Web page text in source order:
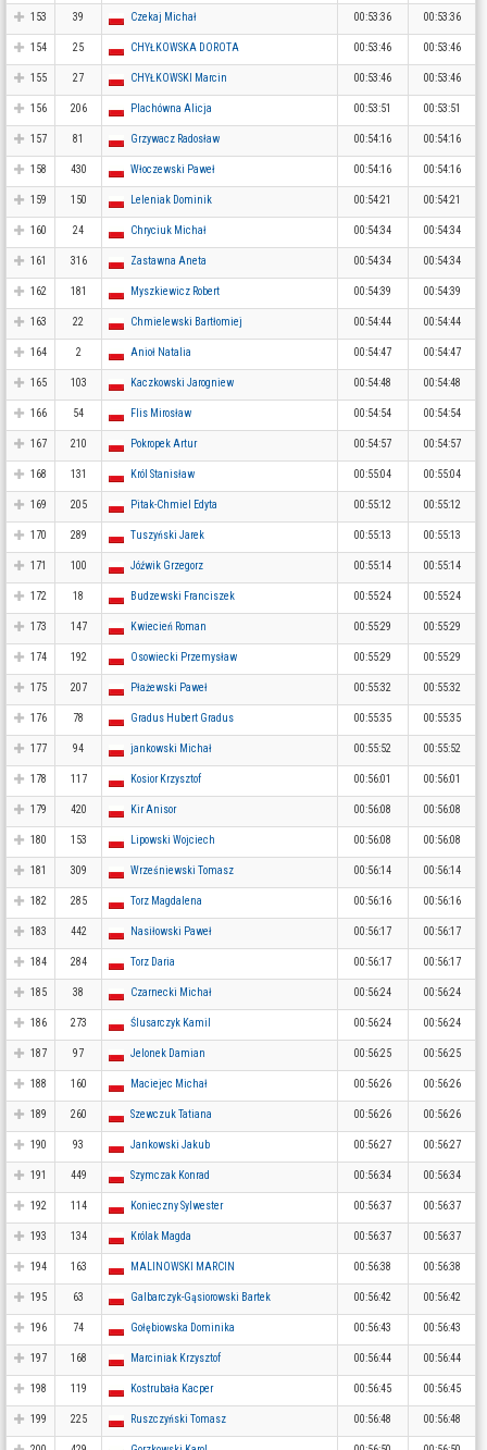
153 39 Czekaj Michał 00:53:36 00:53:36
154 25 CHYŁKOWSKA DOROTA 00:53:46 00:53:46
155 27 CHYŁKOWSKI Marcin 00:53:46 00:53:46
156 206 Plachówna Alicja 00:53:51 00:53:51
157 81 Grzywacz Radosław 00:54:16 00:54:16
158 430 Włoczewski Paweł 00:54:16 00:54:16
159 150 Leleniak Dominik 00:54:21 00:54:21
160 24 Chryciuk Michał 00:54:34 00:54:34
161 316 Zastawna Aneta 00:54:34 00:54:34
162 181 Myszkiewicz Robert 00:54:39 00:54:39
163 22 Chmielewski Bartłomiej 00:54:44 00:54:44
164 2 Anioł Natalia 00:54:47 00:54:47
165 103 Kaczkowski Jarogniew 00:54:48 00:54:48
166 54 Flis Mirosław 00:54:54 00:54:54
167 210 Pokropek Artur 00:54:57 00:54:57
168 131 Król Stanisław 00:55:04 00:55:04
169 205 Pitak-Chmiel Edyta 00:55:12 00:55:12
170 289 Tuszyński Jarek 00:55:13 00:55:13
171 100 Jóźwik Grzegorz 00:55:14 00:55:14
172 18 Budzewski Franciszek 00:55:24 00:55:24
173 147 Kwiecień Roman 00:55:29 00:55:29
174 192 Osowiecki Przemysław 00:55:29 00:55:29
175 207 Płażewski Paweł 00:55:32 00:55:32
176 78 Gradus Hubert Gradus 00:55:35 00:55:35
177 94 jankowski Michał 00:55:52 00:55:52
178 117 Kosior Krzysztof 00:56:01 00:56:01
179 420 Kir Anisor 00:56:08 00:56:08
180 153 Lipowski Wojciech 00:56:08 00:56:08
181 309 Wrześniewski Tomasz 00:56:14 00:56:14
182 285 Torz Magdalena 00:56:16 00:56:16
183 442 Nasiłowski Paweł 00:56:17 00:56:17
184 284 Torz Daria 00:56:17 00:56:17
185 38 Czarnecki Michał 00:56:24 00:56:24
186 273 Ślusarczyk Kamil 00:56:24 00:56:24
187 97 Jelonek Damian 00:56:25 00:56:25
188 160 Maciejec Michał 00:56:26 00:56:26
189 260 Szewczuk Tatiana 00:56:26 00:56:26
190 93 Jankowski Jakub 00:56:27 00:56:27
191 449 Szymczak Konrad 00:56:34 00:56:34
192 114 Konieczny Sylwester 00:56:37 00:56:37
193 134 Królak Magda 00:56:37 00:56:37
194 163 MALINOWSKI MARCIN 00:56:38 00:56:38
195 63 Galbarczyk-Gąsiorowski Bartek 00:56:42 00:56:42
196 74 Gołębiowska Dominika 00:56:43 00:56:43
197 168 Marciniak Krzysztof 00:56:44 00:56:44
198 119 Kostrubała Kacper 00:56:45 00:56:45
199 225 Ruszczyński Tomasz 00:56:48 00:56:48